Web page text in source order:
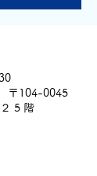
〒104-0045
5 階